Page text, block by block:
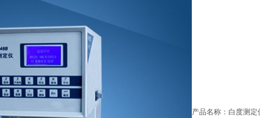
产品名称：白度测定